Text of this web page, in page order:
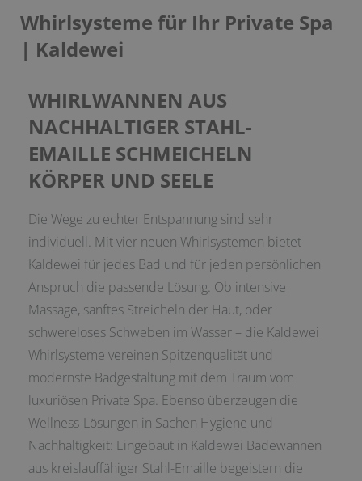
Whirlsysteme für Ihr Private Spa
| Kaldewei
WHIRLWANNEN AUS
NACHHALTIGER STAHL-
EMAILLE SCHMEICHELN
KÖRPER UND SEELE
Die Wege zu echter Entspannung sind sehr
individuell. Mit vier neuen Whirlsystemen bietet
Kaldewei für jedes Bad und für jeden persönlichen
Anspruch die passende Lösung. Ob intensive
Massage, sanftes Streicheln der Haut, oder
schwereloses Schweben im Wasser – die Kaldewei
Whirlsysteme vereinen Spitzenqualität und
modernste Badgestaltung mit dem Traum vom
luxuriösen Private Spa. Ebenso überzeugen die
Wellness-Lösungen in Sachen Hygiene und
Nachhaltigkeit: Eingebaut in Kaldewei Badewannen
aus kreislauffähiger Stahl-Emaille begeistern die